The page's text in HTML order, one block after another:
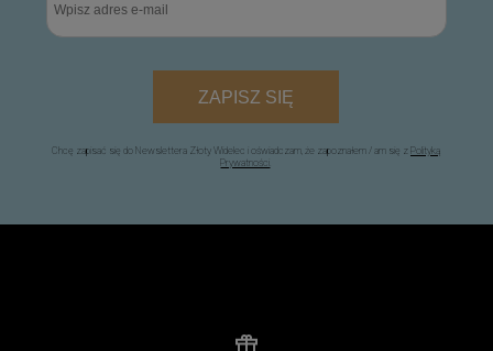
ZAPISZ SIĘ
Chcę zapisać się do Newslettera Złoty Widelec i oświadczam, że zapoznałem / am się z Polityką
Prywatności